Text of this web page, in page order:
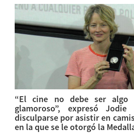
“El cine no debe ser algo
glamoroso”, expresó
disculparse por asistir en
en la que se le otorgó la